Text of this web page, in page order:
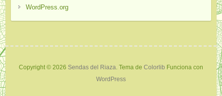
WordPress.org
Copyright © 2026 Sendas del Riaza. Tema de Colorlib Funciona con
WordPress